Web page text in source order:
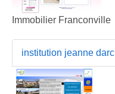
Immobilier Franconville
institution jeanne darc